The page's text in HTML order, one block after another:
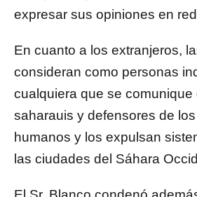
expresar sus opiniones en
En cuanto a los extranjeros,
consideran como personas
cualquiera que se comunique
saharauis y defensores de
humanos y los expulsan
las ciudades del Sáhara